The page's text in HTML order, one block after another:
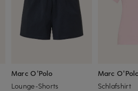
Marc O'Polo
Lounge-Shorts
Marc
Schlafshirt